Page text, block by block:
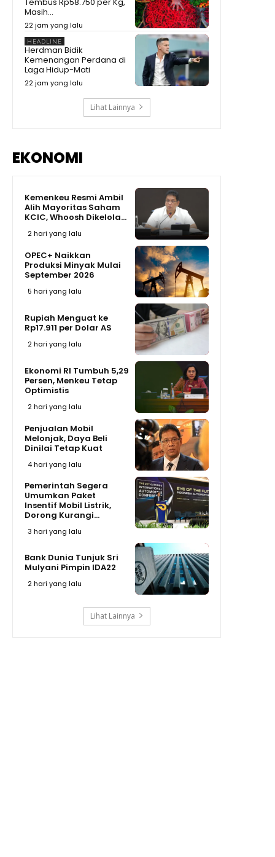
Prabowo Blak-blakan!
Kenyataan Pendidikan RI Masih
Kalah dari dari Negara
Tetangga
Prabowo Terkesan! BRIN Ubah
Limbah Sawit Jadi Sepatu
Super Murah Cuma Rp47 Ribu!
09:47
Masih...
22 jam yang lalu
HEADLINE
Herdman Bidik
Kemenangan Perdana di
Laga Hidup-Mati
22 jam yang lalu
Lihat Lainnya
EKONOMI
Kemenkeu Resmi Ambil
Alih Mayoritas Saham
KCIC, Whoosh Dikelola...
2 hari yang lalu
OPEC+ Naikkan
Produksi Minyak Mulai
September 2026
5 hari yang lalu
Rupiah Menguat ke
Rp17.911 per Dolar AS
2 hari yang lalu
Ekonomi RI Tumbuh 5,29
Persen, Menkeu Tetap
Optimistis
2 hari yang lalu
Penjualan Mobil
Melonjak, Daya Beli
Dinilai Tetap Kuat
4 hari yang lalu
Pemerintah Segera
Umumkan Paket
Insentif Mobil Listrik,
Dorong Kurangi...
3 hari yang lalu
Bank Dunia Tunjuk Sri
Mulyani Pimpin IDA22
2 hari yang lalu
Lihat Lainnya